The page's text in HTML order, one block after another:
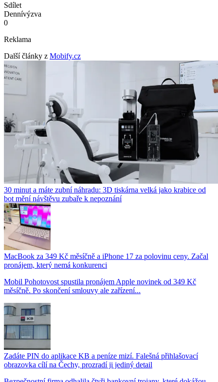
Sdílet
Dennívýzva
0
Reklama
Další články z Mobify.cz
30 minut a máte zubní náhradu: 3D tiskárna velká jako krabice od
bot mění návštěvu zubaře k nepoznání
MacBook za 349 Kč měsíčně a iPhone 17 za polovinu ceny. Začal
pronájem, který nemá konkurenci
Mobil Pohotovost spustila pronájem Apple novinek od 349 Kč
měsíčně. Po skončení smlouvy ale zařízení...
Zadáte PIN do aplikace KB a peníze mizí. Falešná přihlašovací
obrazovka cílí na Čechy, prozradí ji jediný detail